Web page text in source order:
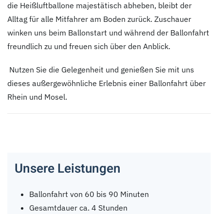
die Heißluftballone majestätisch abheben, bleibt der
Alltag für alle Mitfahrer am Boden zurück. Zuschauer
winken uns beim Ballonstart und während der Ballonfahrt
freundlich zu und freuen sich über den Anblick.
Nutzen Sie die Gelegenheit und genießen Sie mit uns
dieses außergewöhnliche Erlebnis einer Ballonfahrt über
Rhein und Mosel.
Unsere Leistungen
Ballonfahrt von 60 bis 90 Minuten
Gesamtdauer ca. 4 Stunden